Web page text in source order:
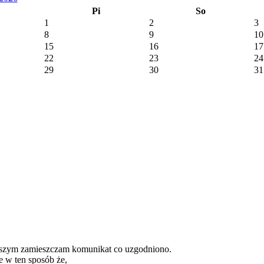
Pi
So
1
2
3
8
9
10
15
16
17
22
23
24
29
30 31
zamieszczam komunikat co uzgodniono.
w ten sposób że,